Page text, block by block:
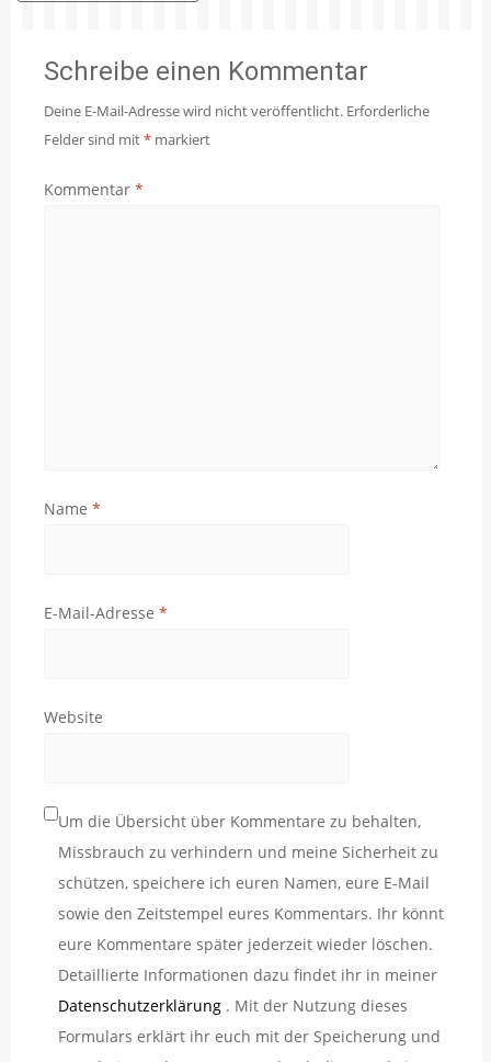
Schreibe einen Kommentar
Deine E-Mail-Adresse wird nicht veröffentlicht. Erforderliche
Felder sind mit* markiert
Kommentar *
Name *
E-Mail-Adresse *
Website
Um die Übersicht über Kommentare zu behalten,
Missbrauch zu verhindern und meine Sicherheit zu
schützen, speichere ich euren Namen, eure E-Mail
sowie den Zeitstempel eures Kommentars. Ihr könnt
eure Kommentare später jederzeit wieder löschen.
Detaillierte Informationen dazu findet ihr in meiner
Datenschutzerklärung . Mit der Nutzung dieses
Formulars erklärt ihr euch mit der Speicherung und